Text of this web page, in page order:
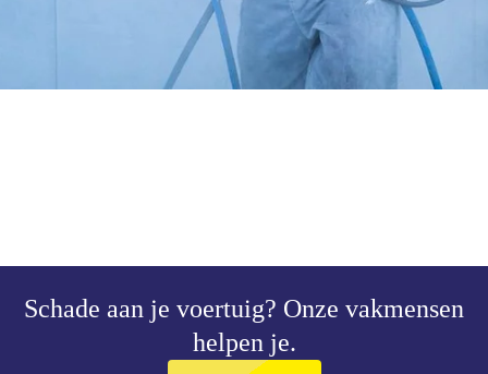
Schade aan je voertuig? Onze vakmensen
helpen je.